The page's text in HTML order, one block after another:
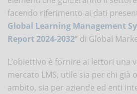
facendo riferimento ai dati
Global Learning Management
Report 2024-2032“ di Global
L’obiettivo è fornire ai lettori una
mercato LMS, utile sia per chi già
ambito, sia per aziende ed enti